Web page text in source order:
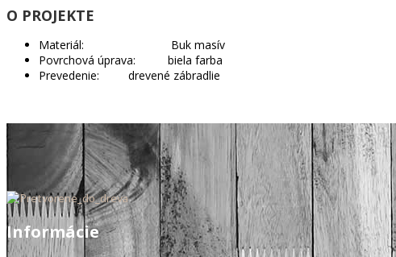
O PROJEKTE
Materiál: Buk masív
Povrchová úprava: biela farba
Prevedenie: drevené zábradlie
Informácie